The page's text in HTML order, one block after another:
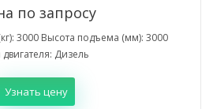
по запросу
3000 Высота подъема (мм): 3000
Дизель
Узнать цену